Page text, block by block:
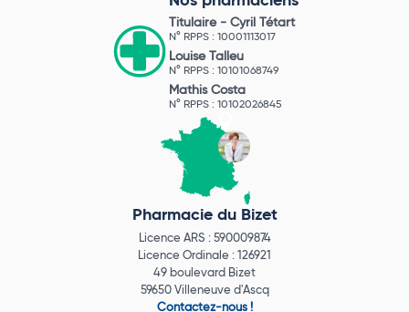
Titulaire - Cyril Tétart
N° RPPS : 10001113017
Louise Talleu
N° RPPS : 10101068749
Mathis Costa
N° RPPS : 10102026845
Pharmacie du Bizet
Licence ARS : 590009874
Licence Ordinale : 126921
49 boulevard Bizet
59650 Villeneuve d'Ascq
Contactez-nous !